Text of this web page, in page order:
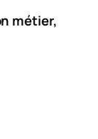
métier,